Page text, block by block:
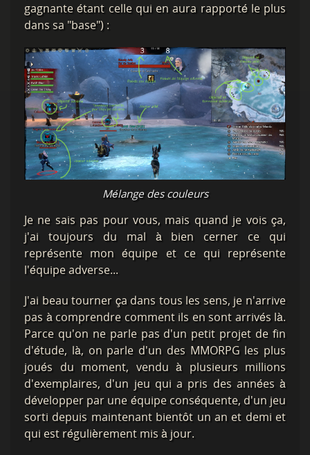
gagnante étant celle qui en aura rapporté le plus
dans sa "base") :
Mélange des couleurs
Je ne sais pas pour vous, mais quand je vois ça,
j'ai toujours du mal à bien cerner ce qui
représente mon équipe et ce qui représente
l'équipe adverse...
J'ai beau tourner ça dans tous les sens, je n'arrive
pas à comprendre comment ils en sont arrivés là.
Parce qu'on ne parle pas d'un petit projet de fin
d'étude, là, on parle d'un des MMORPG les plus
joués du moment, vendu à plusieurs millions
d'exemplaires, d'un jeu qui a pris des années à
développer par une équipe conséquente, d'un jeu
sorti depuis maintenant bientôt un an et demi et
qui est régulièrement mis à jour.